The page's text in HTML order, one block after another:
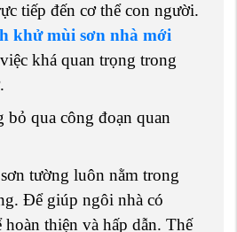
tiếp đến cơ thể con người.
khử mùi sơn nhà mới
khá quan trọng trong
bỏ qua công đoạn quan
tường luôn nằm trong
Để giúp ngôi nhà có
thiện và hấp dẫn. Thế